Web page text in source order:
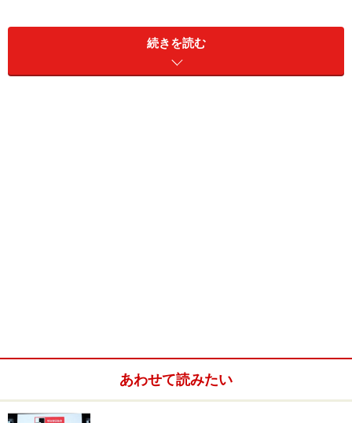
ユーロ2004を1ヵ月半後に控えたチェコにとって、日本
戦は重要なテストの場。前日会見でブリュックナー監督
対する日本はハンガリー戦の敗戦を糧に、何とか一矢報
いたいところ。前日の予想通り、ＧＫ楢崎正剛（名古
屋）、ＤＦ田中誠（磐田＝中）、坪井慶介（浦和＝
続きを読む
あわせて読みたい